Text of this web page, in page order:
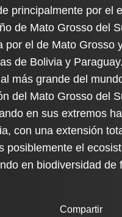
principalmente por el
de Mato Grosso del
por el de Mato Grosso
de Bolivia y
más grande del
del Mato Grosso del
en sus extremos
con una extensión
posiblemente el
en biodiversidad de
Compartir